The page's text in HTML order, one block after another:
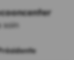
soin